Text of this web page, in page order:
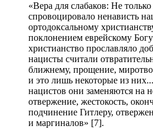
«Вера для слабаков: Не
спровоцировало ненависть
ортодоксальному
поклонением еврейскому
христианство прославляло
нацисты считали
ближнему, прощение,
и это лишь некоторые из
нацистов они заменяются на
отвержение, жестокость,
подчинение Гитлеру,
и маргиналов» [7].